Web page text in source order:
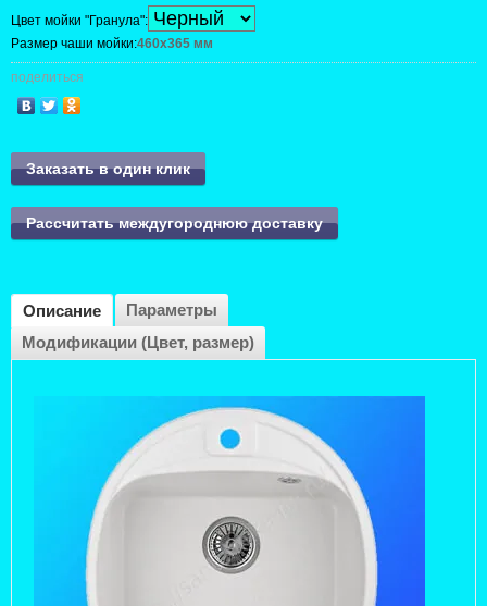
Цвет мойки "Гранула":
Размер чаши мойки:460x365 мм
поделиться
Заказать в один клик
Рассчитать междугороднюю доставку
Описание
Параметры
Модификации (Цвет, размер)